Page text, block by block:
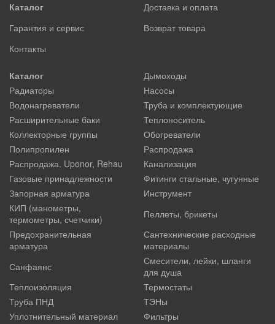
Каталог
Доставка и оплата
Гарантия и сервис
Возврат товара
Контакты
Каталог
Дымоходы
Радиаторы
Насосы
Водонагреватели
Труба и комплектующие
Расширительные баки
Теплоноситель
Коллекторные группы
Обогреватели
Полипропилен
Распродажа
Распродажа. Uponor, Rehau
Канализация
Газовые принадлежности
Фитинги стальные, чугунные
Запорная арматура
Инструмент
КИП (манометры,
термометры, счетчики)
Пеллеты, брикеты
Предохранительная
арматура
Сантехнические расходные
материалы
Санфаянс
Смесители, лейки, шланги
для душа
Теплоизоляция
Термостаты
Труба ПНД
ТЭНы
Уплотнительный материал
Фильтры